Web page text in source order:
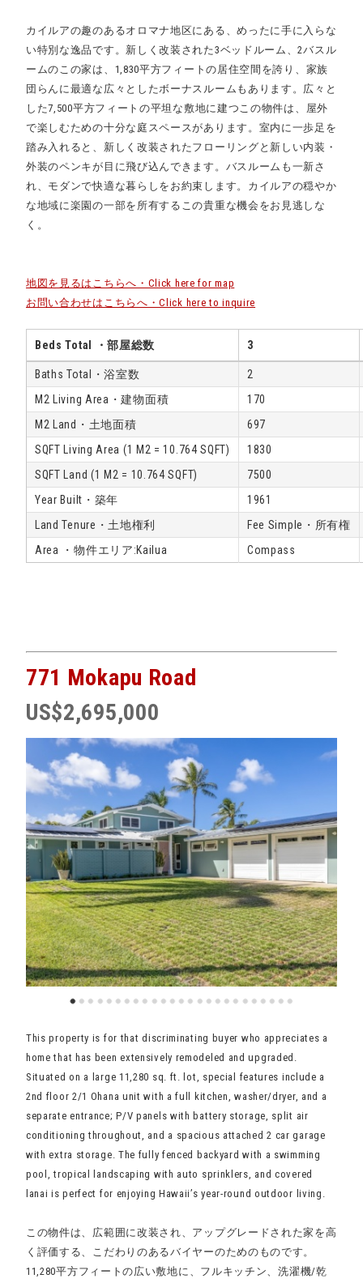
カイルアの趣のあるオロマナ地区にある、めったに手に入らな
い特別な逸品です。新しく改装された3ベッドルーム、2バスル
ームのこの家は、1,830平方フィートの居住空間を誇り、家族
団らんに最適な広々としたボーナスルームもあります。広々と
した7,500平方フィートの平坦な敷地に建つこの物件は、屋外
で楽しむための十分な庭スペースがあります。室内に一歩足を
踏み入れると、新しく改装されたフローリングと新しい内装・
外装のペンキが目に飛び込んできます。バスルームも一新さ
れ、モダンで快適な暮らしをお約束します。カイルアの穏やか
な地域に楽園の一部を所有するこの貴重な機会をお見逃しな
く。
地図を見るはこちらへ・Click here for map
お問い合わせはこちらへ・Click here to inquire
Beds Total ・部屋総数 3
Baths Total・浴室数
2
M2 Living Area・建物面積
170
M2 Land・土地面積
697
SQFT Living Area (1 M2 = 10.764 SQFT)
1830
SQFT Land (1 M2 = 10.764 SQFT)
7500
Year Built・築年
1961
Land Tenure・土地権利
Fee Simple・所有権
Area ・物件エリア:Kailua
Compass
771 Mokapu Road
US$2,695,000
This property is for that discriminating buyer who appreciates a
home that has been extensively remodeled and upgraded.
Situated on a large 11,280 sq. ft. lot, special features include a
2nd floor 2/1 Ohana unit with a full kitchen, washer/dryer, and a
separate entrance; P/V panels with battery storage, split air
conditioning throughout, and a spacious attached 2 car garage
with extra storage. The fully fenced backyard with a swimming
pool, tropical landscaping with auto sprinklers, and covered
lanai is perfect for enjoying Hawaii’s year-round outdoor living.
この物件は、広範囲に改装され、アップグレードされた家を高
く評価する、こだわりのあるバイヤーのためのものです。
11,280平方フィートの広い敷地に、フルキッチン、洗濯機/乾